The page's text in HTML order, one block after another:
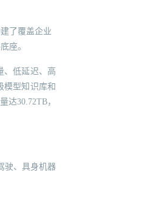
了覆盖企业
座。
、低延迟、高
模型知识库和
达30.72TB，
驶、具身机器